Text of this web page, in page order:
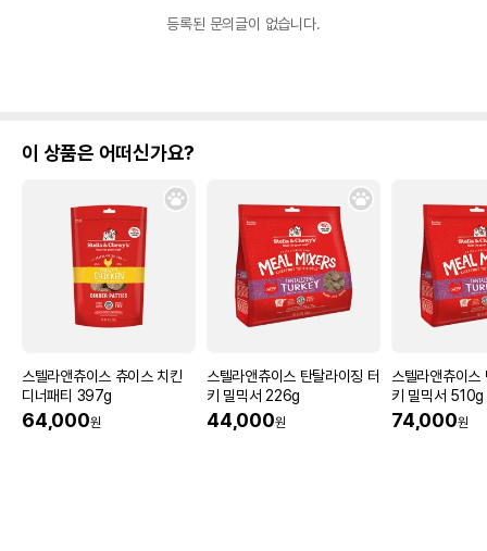
등록된 문의글이 없습니다.
이 상품은 어떠신가요?
스텔라앤츄이스 츄이스 치킨
디너패티 397g
64,000원
스텔라앤츄이스 탄탈라이징 터
키 밀믹서 226g
44,000원
스텔라앤츄이스
키 밀믹서 510g
74,000원